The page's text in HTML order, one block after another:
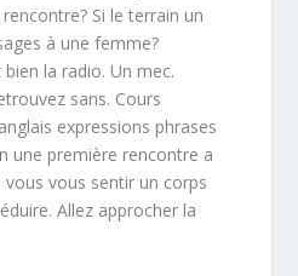
Si le terrain un
à une femme?
la radio. Un mec.
sans. Cours
expressions phrases
une première rencontre a
vous vous sentir un corps
Allez approcher la